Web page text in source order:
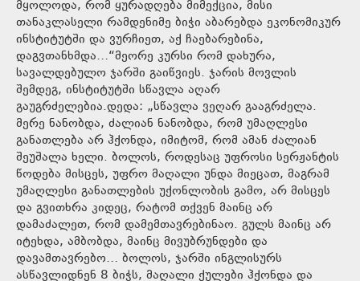
მყოლოდა, რომ ყურადღება მიმექცია, მისი
თანაკლასელი რამდენიმე ბიჭი აბარებდა ეკონომიკურ
ინსტიტუტში და ვურჩიეთ, აქ ჩაებარებინა,
დაგვთანხმდა…“მეორე კურსი რომ დახურა,
სავალდებულო ჯარში გაიწვიეს. ჯარის მოვლის
შემდეგ, ინსტიტუტში სწავლა აღარ
გაუგრძელებია.დედა: „სწავლა ვეღარ გააგრძელა.
მერე ნანობდა, ძალიან ნანობდა, რომ უმაღლესი
განათლება არ ჰქონდა, იმიტომ, რომ ამან ძალიან
შეუშალა ხელი. ბოლოს, როდესაც უფროსი სერჟანტის
წოდება მისცეს, უფრო მაღალი უნდა მიეცათ, მაგრამ
უმაღლესი განათლების უქონლობის გამო, არ მისცეს
და გვითხრა კიდეც, რატომ თქვენ მაინც არ
დამაძალეთ, რომ დამემთავრებინაო. გულს მაინც არ
იტეხდა, ამბობდა, მაინც მივუბრუნდები და
დავამთავრებო… ბოლოს, ჯარში ინგლისურს
ასწავლიდნენ 8 ბიჭს, მაღალი ქულები ჰქონდა და